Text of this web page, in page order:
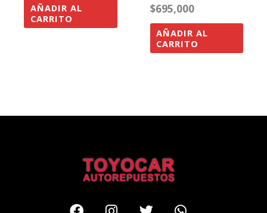
AÑADIR AL
CARRITO
$695,000
AÑADIR AL
CARRITO
FacebookInstagram
TwitterWhatsapp